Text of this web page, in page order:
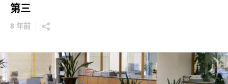
第三
8 年前